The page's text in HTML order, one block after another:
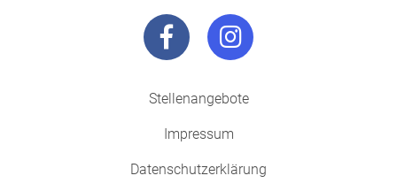
Stellenangebote
Impressum
Datenschutzerklärung